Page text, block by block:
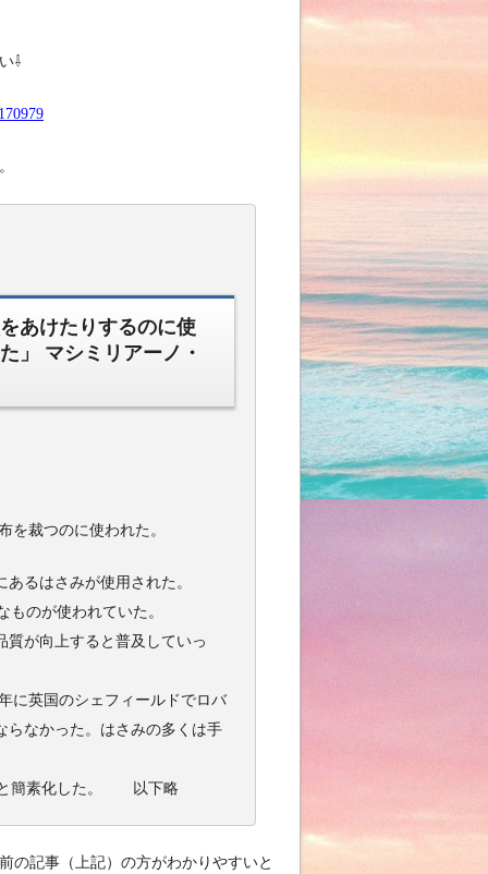
⇩
あけたりするのに使
」 マシミリアーノ・
裁つのに使われた。
るはさみが使用された。
のが使われていた。
が向上すると普及していっ
英国のシェフィールドでロバ
らなかった。はさみの多くは手
と簡素化した。 以下略
記事（上記）の方がわかりやすいと